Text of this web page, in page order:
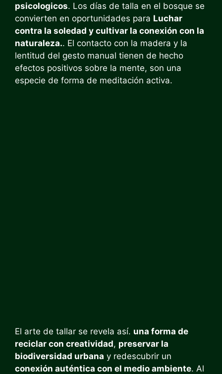
psicologicos. Los días de talla en el bosque se
convierten en oportunidades para Luchar
contra la soledad y cultivar la conexión con la
naturaleza.. El contacto con la madera y la
lentitud del gesto manual tienen de hecho
efectos positivos sobre la mente, son una
especie de forma de meditación activa.
El arte de tallar se revela así. una forma de
reciclar con creatividad, preservar la
biodiversidad urbana y redescubrir un
conexión auténtica con el medio ambiente. Al